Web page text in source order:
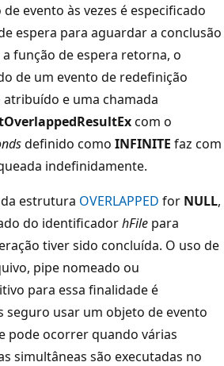
evento às vezes é especificado
espera para aguardar a conclusão
função de espera retorna, o
de um evento de redefinição
e uma chamada
com o
definido como INFINITE faz com
indefinidamente.
da estrutura OVERLAPPED for NULL,
do identificadorhFile para
tiver sido concluída. O uso de
pipe nomeado ou
para essa finalidade é
seguro usar um objeto de evento
pode ocorrer quando várias
simultâneas são executadas no